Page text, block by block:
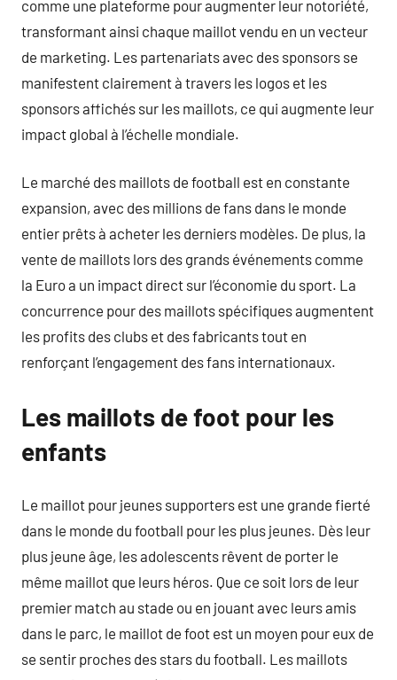
comme une plateforme pour augmenter leur notoriété,
transformant ainsi chaque maillot vendu en un vecteur
de marketing. Les partenariats avec des sponsors se
manifestent clairement à travers les logos et les
sponsors affichés sur les maillots, ce qui augmente leur
impact global à l’échelle mondiale.
Le marché des maillots de football est en constante
expansion, avec des millions de fans dans le monde
entier prêts à acheter les derniers modèles. De plus, la
vente de maillots lors des grands événements comme
la Euro a un impact direct sur l’économie du sport. La
concurrence pour des maillots spécifiques augmentent
les profits des clubs et des fabricants tout en
renforçant l’engagement des fans internationaux.
Les maillots de foot pour les
enfants
Le maillot pour jeunes supporters est une grande fierté
dans le monde du football pour les plus jeunes. Dès leur
plus jeune âge, les adolescents rêvent de porter le
même maillot que leurs héros. Que ce soit lors de leur
premier match au stade ou en jouant avec leurs amis
dans le parc, le maillot de foot est un moyen pour eux de
se sentir proches des stars du football. Les maillots